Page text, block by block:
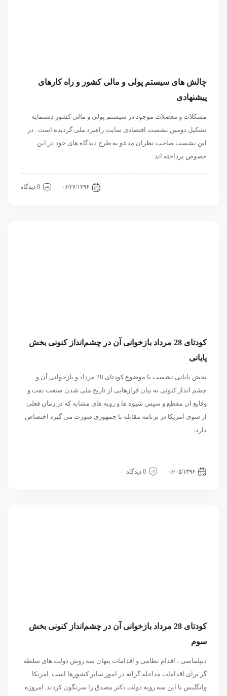
چالش های سیستم پولی و مالی کشور و راه کارهای
پیشنهادی
مشکلات و معضلات موجود در سیستم پولی و مالی کشور دستمایه
تشکیل دومین نشست اقتصادی سایت راهبرد ملی گردیده است . در
این نشست صاحب نظران مدعو به طرح دیدگاه های خود در این
خصوص پرداخته اند.
۰۶/۲۶/۱۳۹۶ 0 دیدگاه
کودتای 28 مرداد بازخوانی آن در چشم‌انداز کنونی بخش
پایانی
بخش پایانی نشست با موضوع کودتای 28 مرداد و بازخوانی آن و
چشم انداز کنونی به بیان فرازهایی از تاریخ ملی شدن صنعت نفت و
وقایع ان مقطع و سپس شیوه ها و رویه های مشابه که در زمان فعلی
از سوی آمریکا در برنامه مقابله با جمهوری صورت می گیرد اختصاص
دارد.
۰۶/۰۵/۱۳۹۶
0 دیدگاه
کودتای 28 مرداد بازخوانی آن در چشم‌انداز کنونی بخش
سوم
دیپلماسی ، اقدام نظامی و اقدامات پنهان سه روش دولت های سلطه
گر برای اقدامات مداخله گرانه در امور سایر کشورها است .امریکا
وانگلیس با این سه رویه دولت دکتر مصدق را سرنگون کردند. امروزه